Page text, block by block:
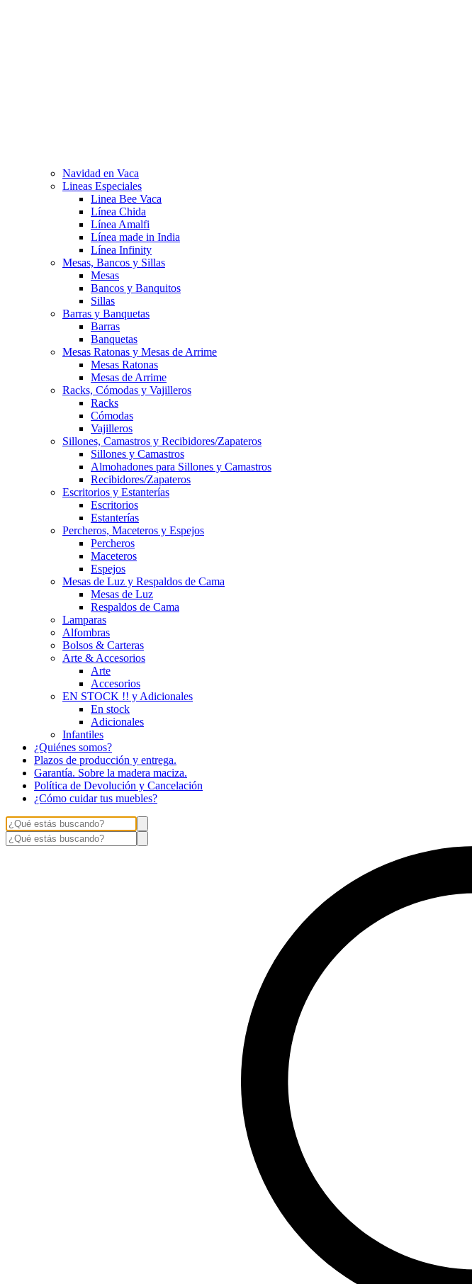
Navidad en Vaca
Lineas Especiales
Linea Bee Vaca
Línea Chida
Línea Amalfi
Línea made in India
Línea Infinity
Mesas, Bancos y Sillas
Mesas
Bancos y Banquitos
Sillas
Barras y Banquetas
Barras
Banquetas
Mesas Ratonas y Mesas de Arrime
Mesas Ratonas
Mesas de Arrime
Racks, Cómodas y Vajilleros
Racks
Cómodas
Vajilleros
Sillones, Camastros y Recibidores/Zapateros
Sillones y Camastros
Almohadones para Sillones y Camastros
Recibidores/Zapateros
Escritorios y Estanterías
Escritorios
Estanterías
Percheros, Maceteros y Espejos
Percheros
Maceteros
Espejos
Mesas de Luz y Respaldos de Cama
Mesas de Luz
Respaldos de Cama
Lamparas
Alfombras
Bolsos & Carteras
Arte & Accesorios
Arte
Accesorios
EN STOCK !! y Adicionales
En stock
Adicionales
Infantiles
¿Quiénes somos?
Plazos de producción y entrega.
Garantía. Sobre la madera maciza.
Política de Devolución y Cancelación
¿Cómo cuidar tus muebles?